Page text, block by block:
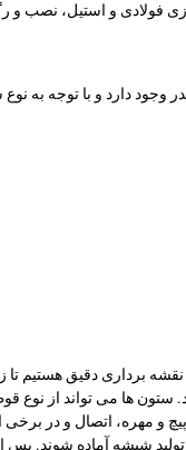
فولادی و استیل، نصب و
وجود دارد و با توجه به
نقشه برداری دقیق
ها می تواند از نوع
و مهره، اتصال و در
تولید شیشه آماده